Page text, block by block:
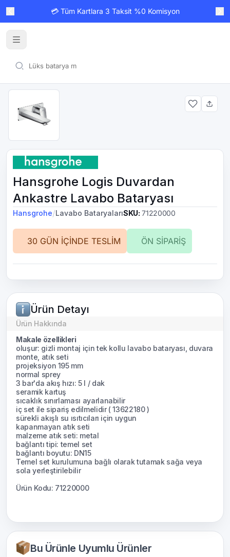
💳 Tüm Kartlara 3 Taksit %0 Komisyon
Hansgrohe Logis Duvardan
Ankastre Lavabo Bataryası
Hansgrohe/Lavabo BataryalarıSKU: 71220000
30 GÜN İÇİNDE TESLİM ÖN SİPARİŞ
Bu Ürünle Uyumlu Ürünler
Ürün Detayı
Ürün Hakkında
Makale özellikleri
oluşur: gizli montaj için tek kollu lavabo bataryası, duvara
monte, atık seti
projeksiyon 195 mm
normal sprey
3 bar'da akış hızı: 5 l / dak
seramik kartuş
sıcaklık sınırlaması ayarlanabilir
iç set ile sipariş edilmelidir ( 13622180 )
sürekli akışlı su ısıtıcıları için uygun
kapanmayan atık seti
malzeme atık seti: metal
bağlantı tipi: temel set
bağlantı boyutu: DN15
Temel set kurulumuna bağlı olarak tutamak sağa veya
sola yerleştirilebilir
Ürün Kodu: 71220000